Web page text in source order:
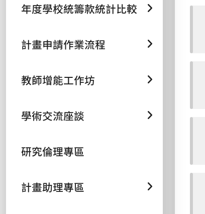
年度學校統籌款統計比較
計畫申請作業流程
教師增能工作坊
學術交流座談
研究倫理專區
計畫助理專區